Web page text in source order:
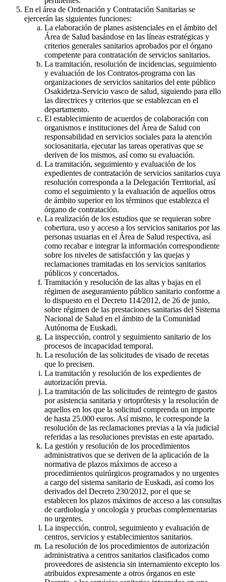
En el área de Ordenación y Contratación Sanitarias se
ejercerán las siguientes funciones:
La elaboración de planes asistenciales en el ámbito del
Área de Salud basándose en las líneas estratégicas y
criterios generales sanitarios aprobados por el órgano
competente para contratación de servicios sanitarios.
La tramitación, resolución de incidencias, seguimiento
y evaluación de los Contratos-programa con las
organizaciones de servicios sanitarios del ente público
Osakidetza-Servicio vasco de salud, siguiendo para ello
las directrices y criterios que se establezcan en el
departamento.
El establecimiento de acuerdos de colaboración con
organismos e instituciones del Área de Salud con
responsabilidad en servicios sociales para la atención
sociosanitaria, ejecutar las tareas operativas que se
deriven de los mismos, así como su evaluación.
La tramitación, seguimiento y evaluación de los
expedientes de contratación de servicios sanitarios cuya
resolución corresponda a la Delegación Territorial, así
como el seguimiento y la evaluación de aquellos otros
de ámbito superior en los términos que establezca el
órgano de contratación.
La realización de los estudios que se requieran sobre
cobertura, uso y acceso a los servicios sanitarios por las
personas usuarias en el Área de Salud respectiva, así
como recabar e integrar la información correspondiente
sobre los niveles de satisfacción y las quejas y
reclamaciones tramitadas en los servicios sanitarios
públicos y concertados.
Tramitación y resolución de las altas y bajas en el
régimen de aseguramiento público sanitario conforme a
lo dispuesto en el Decreto 114/2012, de 26 de junio,
sobre régimen de las prestaciones sanitarias del Sistema
Nacional de Salud en el ámbito de la Comunidad
Autónoma de Euskadi.
La inspección, control y seguimiento sanitario de los
procesos de incapacidad temporal.
La resolución de las solicitudes de visado de recetas
que lo precisen.
La tramitación y resolución de los expedientes de
autorización previa.
La tramitación de las solicitudes de reintegro de gastos
por asistencia sanitaria y ortoprótesis y la resolución de
aquellos en los que la solicitud comprenda un importe
de hasta 25.000 euros. Así mismo, le corresponde la
resolución de las reclamaciones previas a la vía judicial
referidas a las resoluciones previstas en este apartado.
La gestión y resolución de los procedimientos
administrativos que se deriven de la aplicación de la
normativa de plazos máximos de acceso a
procedimientos quirúrgicos programados y no urgentes
a cargo del sistema sanitario de Euskadi, así como los
derivados del Decreto 230/2012, por el que se
establecen los plazos máximos de acceso a las consultas
de cardiología y oncología y pruebas complementarias
no urgentes.
La inspección, control, seguimiento y evaluación de
centros, servicios y establecimientos sanitarios.
La resolución de los procedimientos de autorización
administrativa a centros sanitarios clasificados como
proveedores de asistencia sin internamiento excepto los
atribuidos expresamente a otros órganos en este